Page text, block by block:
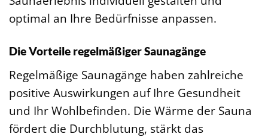
optimal an Ihre Bedürfnisse anpassen.
Die Vorteile regelmäßiger Saunagänge
Regelmäßige Saunagänge haben zahlreiche
positive Auswirkungen auf Ihre Gesundheit
und Ihr Wohlbefinden. Die Wärme der Sauna
fördert die Durchblutung, stärkt das